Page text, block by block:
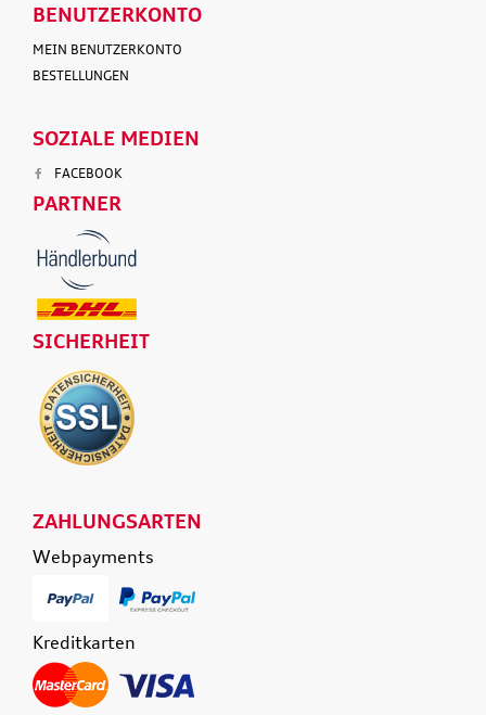
BENUTZERKONTO
MEIN BENUTZERKONTO
BESTELLUNGEN
SOZIALE MEDIEN
FACEBOOK
PARTNER
SICHERHEIT
ZAHLUNGSARTEN
Webpayments
Kreditkarten